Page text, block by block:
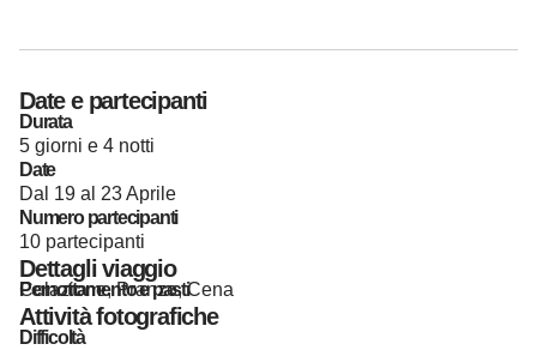
Date e partecipanti
Durata
5 giorni e 4 notti
Date
Dal 19 al 23 Aprile
Numero partecipanti
10 partecipanti
Dettagli viaggio
Pernottamento e pasti
Colazione, Pranzo, Cena
Attività fotografiche
Difficoltà